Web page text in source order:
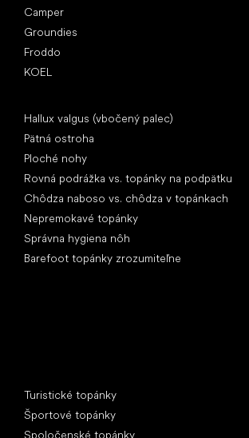
Camper
Groundies
Froddo
KOEL
Hallux valgus (vbočený palec)
Pätná ostroha
Ploché nohy
Rovná podrážka vs. topánky na podpätku
Chôdza naboso vs. chôdza v topánkach
Nepremokavé topánky
Správna hygiena nôh
Barefoot topánky zrozumiteľne
Turistické topánky
Športové topánky
Spoločenské topánky